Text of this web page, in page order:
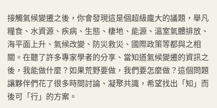
接觸氣候變遷之後，你會發現這是個超級龐大的議題，舉凡
糧食、水資源、疾病、生態、棲地、能源、溫室氣體排放、
海平面上升、氣候改變、防災救災、國際政策等都與之相
關。在聽了許多專家學者的分享、當知道氣候變遷的資訊之
後，我能做什麼？如果荒野要做，我們要怎麼做？這個問題
讓夥伴們花了很多時間討論、凝聚共識，希望找出「知」而
後可「行」的方案。